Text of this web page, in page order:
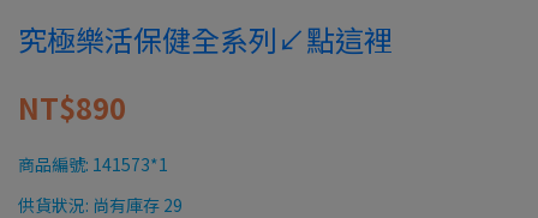
究極樂活保健全系列↙點這裡
NT$890
商品編號: 141573*1
供貨狀況: 尚有庫存 29